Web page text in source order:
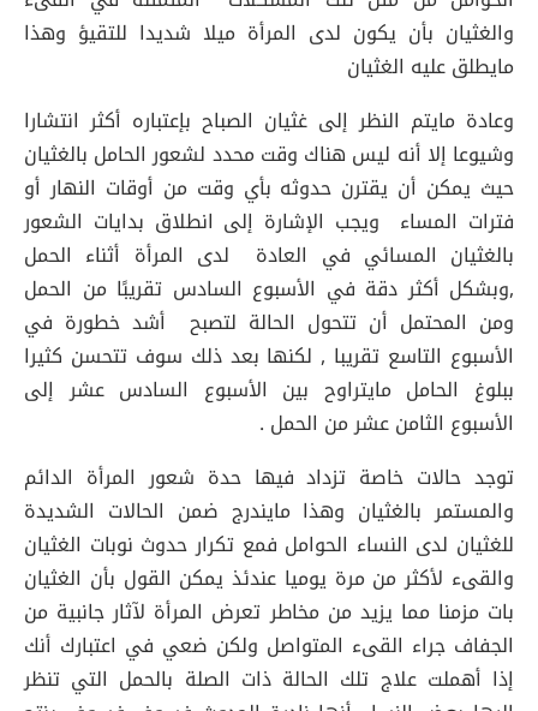
والغثيان بأن يكون لدى المرأة ميلا شديدا للتقيؤ وهذا
مايطلق عليه الغثيان
وعادة مايتم النظر إلى غثيان الصباح بإعتباره أكثر انتشارا
وشيوعا إلا أنه ليس هناك وقت محدد لشعور الحامل بالغثيان
حيث يمكن أن يقترن حدوثه بأي وقت من أوقات النهار أو
فترات المساء ويجب الإشارة إلى انطلاق بدايات الشعور
بالغثيان المسائي في العادة لدى المرأة أثناء الحمل
,وبشكل أكثر دقة في الأسبوع السادس تقريبًا من الحمل
ومن المحتمل أن تتحول الحالة لتصبح أشد خطورة في
الأسبوع التاسع تقريبا , لكنها بعد ذلك سوف تتحسن كثيرا
ببلوغ الحامل مايتراوح بين الأسبوع السادس عشر إلى
الأسبوع الثامن عشر من الحمل .
توجد حالات خاصة تزداد فيها حدة شعور المرأة الدائم
والمستمر بالغثيان وهذا مايندرج ضمن الحالات الشديدة
للغثيان لدى النساء الحوامل فمع تكرار حدوث نوبات الغثيان
والقىء لأكثر من مرة يوميا عندئذ يمكن القول بأن الغثيان
بات مزمنا مما يزيد من مخاطر تعرض المرأة لآثار جانبية من
الجفاف جراء القىء المتواصل ولكن ضعي في اعتبارك أنك
إذا أهملت علاج تلك الحالة ذات الصلة بالحمل التي تنظر